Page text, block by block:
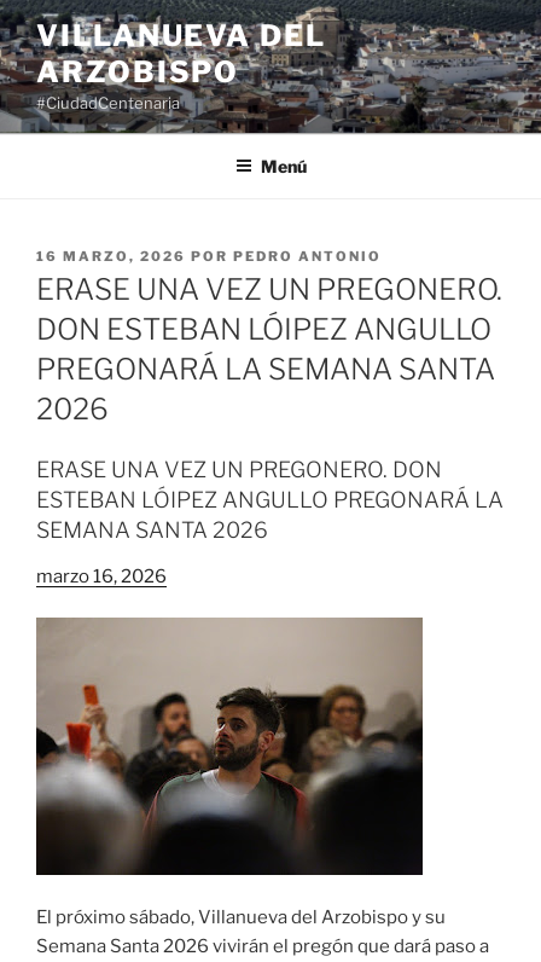
Saltar
al
contenido
VILLANUEVA DEL
ARZOBISPO
#CiudadCentenaria
Menú
PUBLICADO
EL
16 MARZO, 2026 POR PEDRO ANTONIO
ERASE UNA VEZ UN PREGONERO.
DON ESTEBAN LÓIPEZ ANGULLO
PREGONARÁ LA SEMANA SANTA
2026
ERASE UNA VEZ UN PREGONERO. DON
ESTEBAN LÓIPEZ ANGULLO PREGONARÁ LA
SEMANA SANTA 2026
marzo 16, 2026
El próximo sábado, Villanueva del Arzobispo y su
Semana Santa 2026 vivirán el pregón que dará paso a